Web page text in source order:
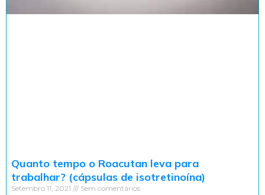
Quanto tempo o Roacutan leva para
trabalhar? (cápsulas de isotretinoína)
Setembro 11, 2021 Sem comentários